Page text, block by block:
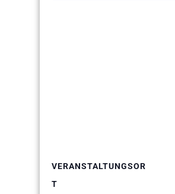
VERANSTALTUNGSOR
T